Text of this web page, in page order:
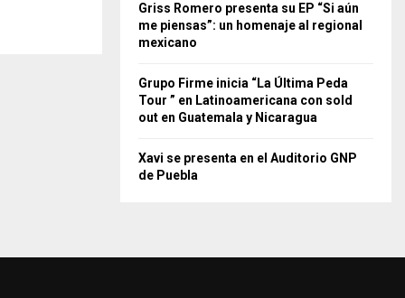
Griss Romero presenta su EP “Si aún
me piensas”: un homenaje al regional
mexicano
Grupo Firme inicia “La Última Peda
Tour ” en Latinoamericana con sold
out en Guatemala y Nicaragua
Xavi se presenta en el Auditorio GNP
de Puebla